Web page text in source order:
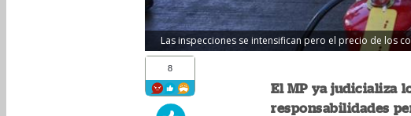
Las inspecciones se intensifican pero el precio de los
8
El MP ya judicializa
responsabilidades